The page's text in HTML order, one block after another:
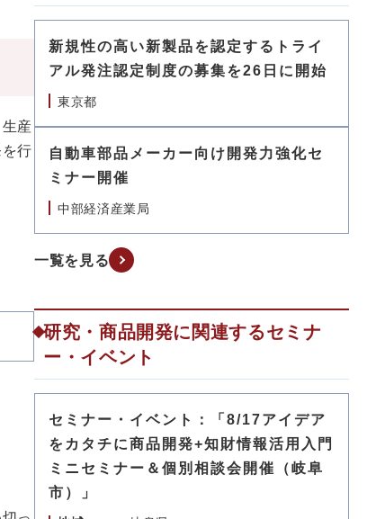
産
行
新規性の高い新製品を認定するトライ
アル発注認定制度の募集を26日に開始
東京都
自動車部品メーカー向け開発力強化セ
ミナー開催
中部経済産業局
一覧を見る
研究・商品開発に関連するセミナ
ー・イベント
セミナー・イベント：「8/17アイデア
をカタチに商品開発+知財情報活用入門
ミニセミナー＆個別相談会開催（岐阜
市）」